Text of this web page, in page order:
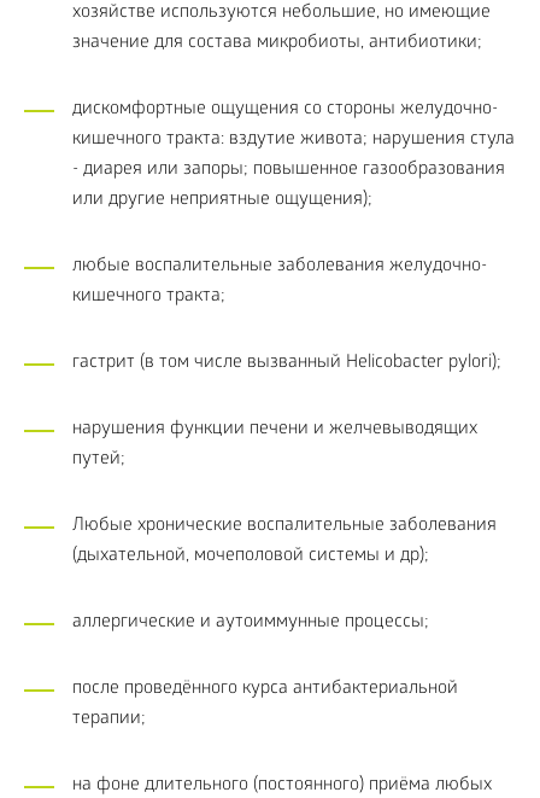
хозяйстве используются небольшие, но имеющие
значение для состава микробиоты, антибиотики;
дискомфортные ощущения со стороны желудочно-
кишечного тракта: вздутие живота; нарушения стула
- диарея или запоры; повышенное газообразования
или другие неприятные ощущения);
любые воспалительные заболевания желудочно-
кишечного тракта;
гастрит (в том числе вызванный Helicobacter pylori);
нарушения функции печени и желчевыводящих
путей;
Любые хронические воспалительные заболевания
(дыхательной, мочеполовой системы и др);
аллергические и аутоиммунные процессы;
после проведённого курса антибактериальной
терапии;
на фоне длительного (постоянного) приёма любых